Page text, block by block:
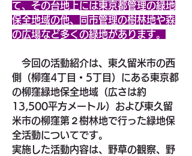
て、その台地上には東京都管理の緑地
保全地域の他、同市管理の樹林地や森
の広場など多くの緑地があります。
今回の活動紹介は、東久留米市の西
側（柳窪4丁目・5丁目）にある東京都
の柳窪緑地保全地域（広さは約
13,500平方メートル）および東久留
米市の柳窪第２樹林地で行った緑地保
全活動についてです。
実施した活動内容は、野草の観察、野